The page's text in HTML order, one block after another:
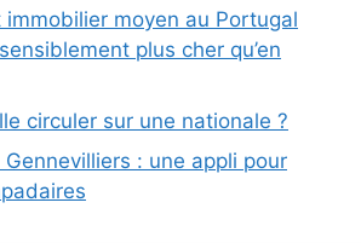
immobilier moyen au Portugal
plus cher qu’en
circuler sur une nationale ?
: une appli pour